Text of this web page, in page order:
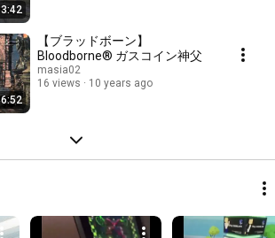
3:42
6:52
【ブラッドボーン】
Bloodborne® ガスコイン神父
masia02
16 views
10 years ago